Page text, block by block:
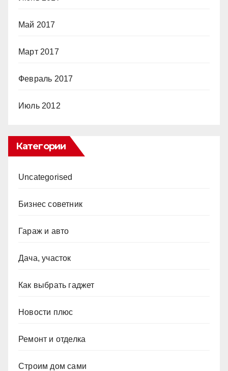
Май 2017
Март 2017
Февраль 2017
Июль 2012
Категории
Uncategorised
Бизнес советник
Гараж и авто
Дача, участок
Как выбрать гаджет
Новости плюс
Ремонт и отделка
Строим дом сами